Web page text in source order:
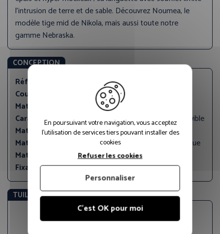
l’intrusion de terre et de sable. Découvrez Noumea, le
modèle tige mid de Nikola, mais aussi toute notre
gamme Nebraska.
CONCEPTION
Référence produit:
NIKOLA 3833
Couleur principale:
Marron
Matériau tige:
Caractéristique de la première de propreté:Amovible
Matériau semelle:PU, 2d
Matériau de l'insert anti-perforation:
Non métallique
Matériau de l'embout de sécurité:Composite
Fixation:Lacets
TUILE STANDARDS EU
En poursuivant votre navigation, vous acceptez
l'utilisation de services tiers pouvant installer des
cookies
C'est OK pour moi
Refuser les cookies
Personnaliser